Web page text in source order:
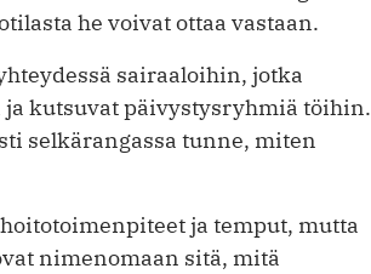
he voivat ottaa vastaan.
sairaaloihin, jotka
kutsuvat päivystysryhmiä töihin.
selkärangassa tunne, miten
ja temput, mutta
nimenomaan sitä, mitä